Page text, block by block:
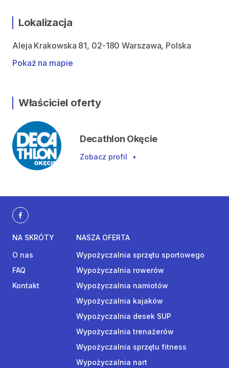
Lokalizacja
Aleja Krakowska 81, 02-180 Warszawa, Polska
Pokaż na mapie
Właściciel oferty
Decathlon Okęcie
Zobacz profil •
NA SKRÓTY
O nas
FAQ
Kontakt
NASZA OFERTA
Wypożyczalnia sprzętu sportowego
Wypożyczalnia rowerów
Wypożyczalnia namiotów
Wypożyczalnia kajaków
Wypożyczalnia desek SUP
Wypożyczalnia trenażerów
Wypożyczalnia sprzętu fitness
Wypożyczalnia nart